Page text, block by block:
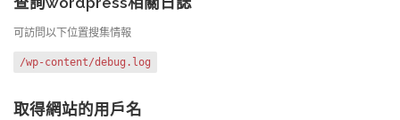
可訪問以下位置搜集情報
/wp-content/debug.log
取得網站的用戶名